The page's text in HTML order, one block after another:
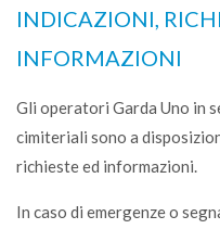
INDICAZIONI,
INFORMAZIONI
Gli operatori Garda Uno in
cimiteriali sono a
richieste ed informazioni.
In caso di emergenze o